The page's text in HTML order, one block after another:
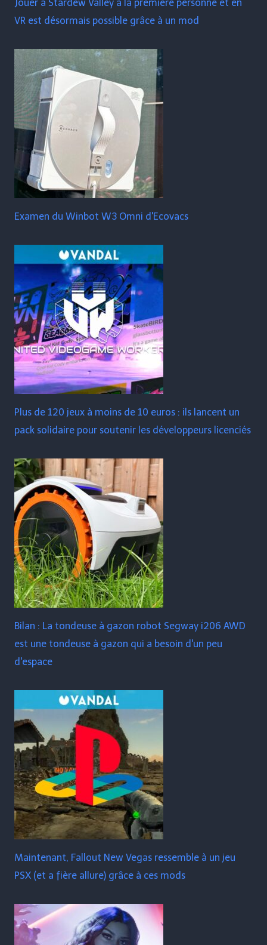
Jouer à Stardew Valley à la première personne et en
VR est désormais possible grâce à un mod
Examen du Winbot W3 Omni d'Ecovacs
Plus de 120 jeux à moins de 10 euros : ils lancent un
pack solidaire pour soutenir les développeurs licenciés
Bilan : La tondeuse à gazon robot Segway i206 AWD
est une tondeuse à gazon qui a besoin d'un peu
d'espace
Maintenant, Fallout New Vegas ressemble à un jeu
PSX (et a fière allure) grâce à ces mods